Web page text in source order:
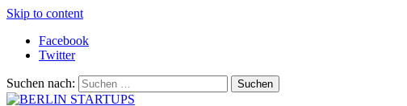
Skip to content
Facebook
Twitter
Suchen nach: